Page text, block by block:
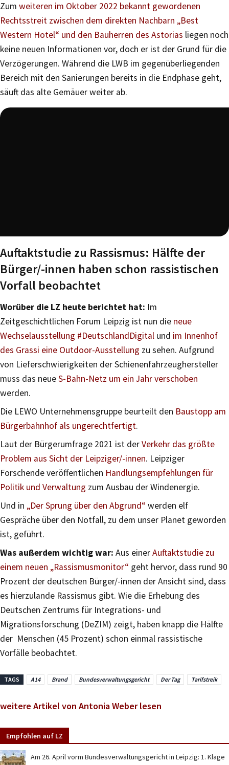
Zum weiteren im Oktober 2022 bekannt gewordenen
Rechtsstreit zwischen dem direkten Nachbarn „Best
Western Hotel“ und den Bauherren des Astorias liegen noch
keine neuen Informationen vor, doch er ist der Grund für die
Verzögerungen. Während die LWB im gegenüberliegenden
Bereich mit den Sanierungen bereits in die Endphase geht,
säuft das alte Gemäuer weiter ab.
Auftaktstudie zu Rassismus: Hälfte der
Bürger/-innen haben schon rassistischen
Vorfall beobachtet
Worüber die LZ heute berichtet hat: Im
Zeitgeschichtlichen Forum Leipzig ist nun die neue
Wechselausstellung #DeutschlandDigital und im Innenhof
des Grassi eine Outdoor-Ausstellung zu sehen. Aufgrund
von Lieferschwierigkeiten der Schienenfahrzeughersteller
muss das neueS-Bahn-Netz um ein Jahr verschoben
werden.
Die LEWO Unternehmensgruppe beurteilt den Baustopp am
Bürgerbahnhof als ungerechtfertigt.
Laut der Bürgerumfrage 2021 ist derVerkehr das größte
Problem aus Sicht der Leipziger/-innen. Leipziger
Forschende veröffentlichen Handlungsempfehlungen für
Politik und Verwaltung zum Ausbau der Windenergie.
Und in „Der Sprung über den Abgrund“ werden elf
Gespräche über den Notfall, zu dem unser Planet geworden
ist, geführt.
Was außerdem wichtig war: Aus einerAuftaktstudie zu
einem neuen „Rassismusmonitor“ geht hervor, dass rund 90
Prozent der deutschen Bürger/-innen der Ansicht sind, dass
es hierzulande Rassismus gibt. Wie die Erhebung des
Deutschen Zentrums für Integrations- und
Migrationsforschung (DeZIM) zeigt, haben knapp die Hälfte
der Menschen (45 Prozent) schon einmal rassistische
Vorfälle beobachtet.
TAGS A14 Brand Bundesverwaltungsgericht Der Tag Tarifstreik
weitere Artikel von Antonia Weber lesen
Empfohlen auf LZ
Am 26. April vorm Bundesverwaltungsgericht in Leipzig: 1. Klage